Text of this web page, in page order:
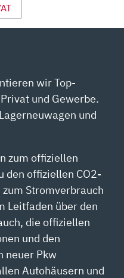
wir Top-
und Gewerbe.
und
zum offiziellen
den offiziellen CO2-
Stromverbrauch
Leitfaden über den
die offiziellen
und den
neuer Pkw
Autohäusern und